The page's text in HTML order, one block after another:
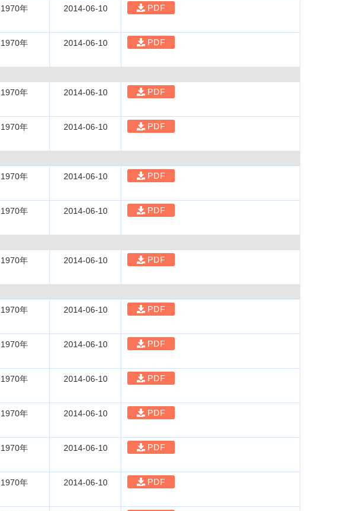
1970年 2014-06-10 PDF
1970年 2014-06-10 PDF
1970年 2014-06-10 PDF
1970年 2014-06-10 PDF
1970年 2014-06-10 PDF
1970年 2014-06-10 PDF
1970年 2014-06-10 PDF
1970年 2014-06-10 PDF
1970年 2014-06-10 PDF
1970年 2014-06-10 PDF
1970年 2014-06-10 PDF
1970年 2014-06-10 PDF
1970年 2014-06-10 PDF